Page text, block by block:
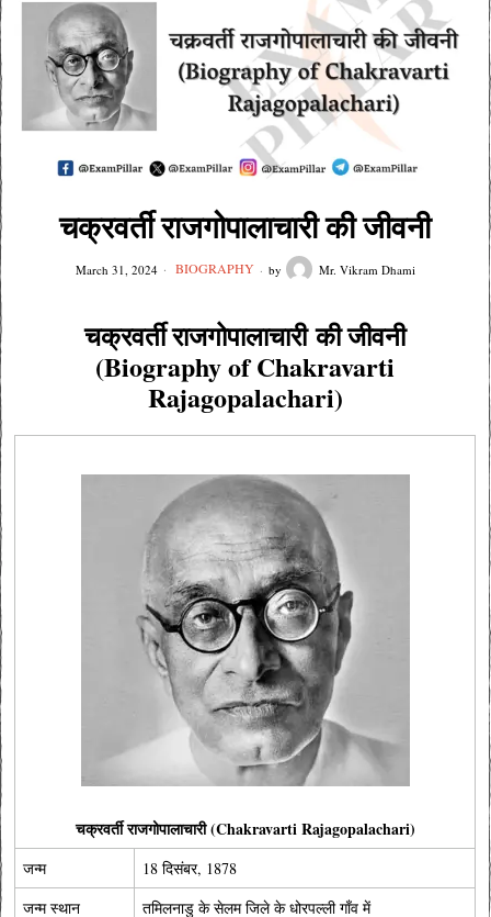
चक्रवर्ती राजगोपालाचारी की जीवनी
March 31, 2024 BIOGRAPHY by Mr. Vikram Dhami
चक्रवर्ती राजगोपालाचारीकी जीवनी
(Biography of Chakravarti
Rajagopalachari)
चक्रवर्ती राजगोपालाचारी (Chakravarti Rajagopalachari)
जन्म
18 दिसंबर, 1878
जन्म स्थान
तमिलनाडु केसेलम जिलेकेधोरपल्ली गाँवमें